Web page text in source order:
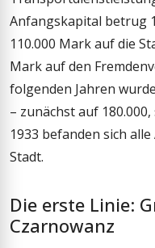
Anfangskapital betrug
110.000 Mark auf die
Mark auf den
folgenden Jahren
– zunächst auf
1933 befanden sich
Stadt.
Die erste Linie:
Czarnowanz